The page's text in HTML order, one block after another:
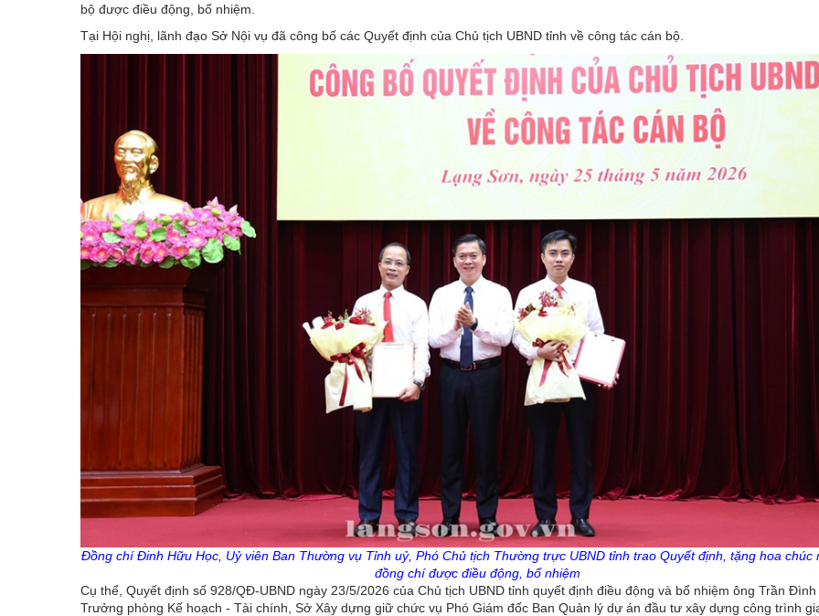
bộ được điều động, bổ nhiệm.
Tại Hội nghị, lãnh đạo Sở Nội vụ đã công bố các Quyết định của Chủ tịch UBND tỉnh về công tác cán bộ.
Đồng chí Đinh Hữu Học, Uỷ viên Ban Thường vụ Tỉnh uỷ, Phó Chủ tịch Thường trực UBND tỉnh trao Quyết định, tặng hoa chúc
đồng chí được điều động, bổ nhiệm
Cụ thể, Quyết định số 928/QĐ-UBND ngày 23/5/2026 của Chủ tịch UBND tỉnh quyết định điều động và bổ nhiệm ông Trần Đình
Trưởng phòng Kế hoạch - Tài chính, Sở Xây dựng giữ chức vụ Phó Giám đốc Ban Quản lý dự án đầu tư xây dựng công trình